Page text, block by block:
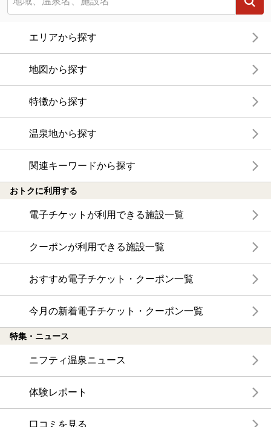
エリアから探す
地図から探す
特徴から探す
温泉地から探す
関連キーワードから探す
おトクに利用する
電子チケットが利用できる施設一覧
クーポンが利用できる施設一覧
おすすめ電子チケット・クーポン一覧
今月の新着電子チケット・クーポン一覧
特集・ニュース
ニフティ温泉ニュース
体験レポート
口コミを見る